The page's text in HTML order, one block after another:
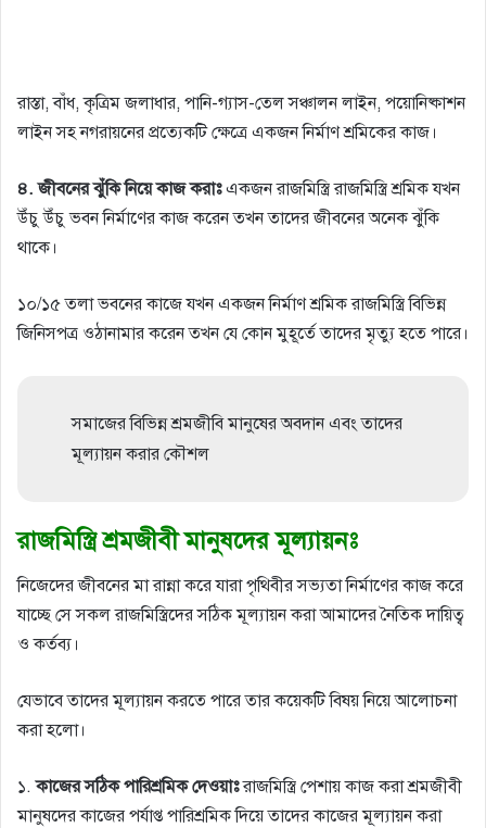
রাস্তা, বাঁধ, কৃত্রিম জলাধার, পানি-গ্যাস-তেল সঞ্চালন লাইন, পয়োনিষ্কাশন
লাইন সহ নগরায়নের প্রত্যেকটি ক্ষেত্রে একজন নির্মাণ শ্রমিকের কাজ।
৪. জীবনের ঝুঁকি নিয়ে কাজ করাঃএকজন রাজমিস্ত্রি রাজমিস্ত্রি শ্রমিক যখন
উঁচু উঁচু ভবন নির্মাণের কাজ করেন তখন তাদের জীবনের অনেক ঝুঁকি
থাকে।
১০/১৫ তলা ভবনের কাজে যখন একজন নির্মাণ শ্রমিক রাজমিস্ত্রি বিভিন্ন
জিনিসপত্র ওঠানামার করেন তখন যে কোন মুহূর্তে তাদের মৃত্যু হতে পারে।
সমাজের বিভিন্ন শ্রমজীবি মানুষের অবদান এবং তাদের
মূল্যায়ন করার কৌশল
রাজমিস্ত্রি শ্রমজীবী মানুষদের মূল্যায়নঃ
নিজেদের জীবনের মা রান্না করে যারা পৃথিবীর সভ্যতা নির্মাণের কাজ করে
যাচ্ছে সে সকল রাজমিস্ত্রিদের সঠিক মূল্যায়ন করা আমাদের নৈতিক দায়িত্ব
ও কর্তব্য।
যেভাবে তাদের মূল্যায়ন করতে পারে তার কয়েকটি বিষয় নিয়ে আলোচনা
করা হলো।
১.কাজের সঠিক পারিশ্রমিক দেওয়াঃরাজমিস্ত্রি পেশায় কাজ করা শ্রমজীবী
মানুষদের কাজের পর্যাপ্ত পারিশ্রমিক দিয়ে তাদের কাজের মূল্যায়ন করা